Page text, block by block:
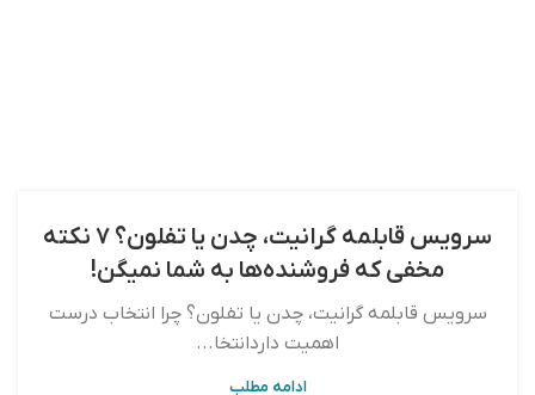
سرویس قابلمه گرانیت، چدن یا تفلون؟ ۷ نکته
مخفی که فروشنده‌ها به شما نمیگن!
سرویس قابلمه گرانیت، چدن یا تفلون؟ چرا انتخاب درست
اهمیت داردانتخا...
ادامه مطلب